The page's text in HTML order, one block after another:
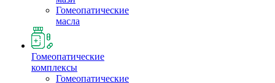
Гомеопатические
масла
Гомеопатические
комплексы
Гомеопатические